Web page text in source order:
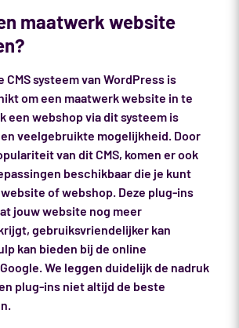
maatwerk website
CMS systeem van WordPress is
om een maatwerk website in te
een webshop via dit systeem is
veelgebruikte mogelijkheid. Door
van dit CMS, komen er ook
beschikbaar die je kunt
of webshop. Deze plug-ins
jouw website nog meer
gebruiksvriendelijker kan
kan bieden bij de online
We leggen duidelijk de nadruk
plug-ins niet altijd de beste